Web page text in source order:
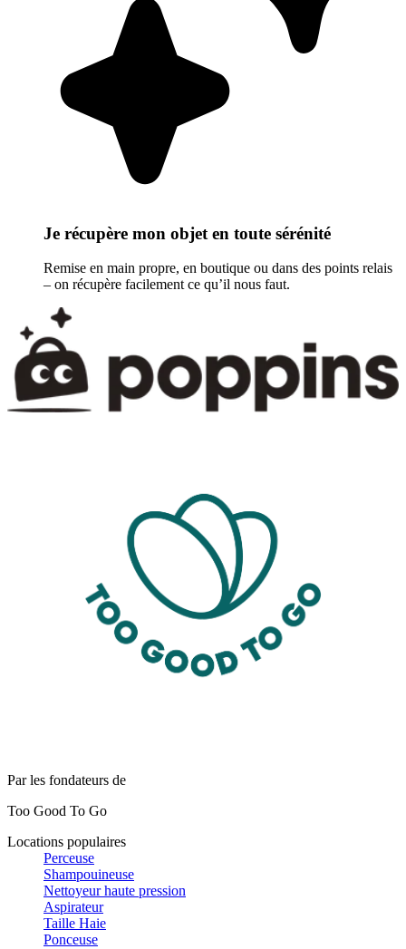
Je récupère mon objet en toute sérénité
Remise en main propre, en boutique ou dans des points relais
– on récupère facilement ce qu’il nous faut.
Par les fondateurs de
Too Good To Go
Locations populaires
Perceuse
Shampouineuse
Nettoyeur haute pression
Aspirateur
Taille Haie
Ponceuse